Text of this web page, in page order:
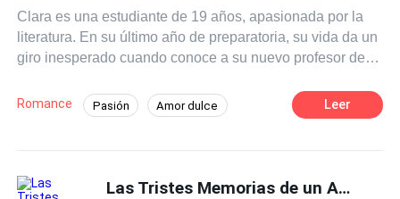
Clara es una estudiante de 19 años, apasionada por la
literatura. En su último año de preparatoria, su vida da un
giro inesperado cuando conoce a su nuevo profesor de
talentoso que despierta en ella una admiración profunda.
A medida que las clases avanzan Clara se siente cada
Romance Pasión Amor dulce
Primer Amor
Leer
Las Tristes Memorias de un Amor Dorado